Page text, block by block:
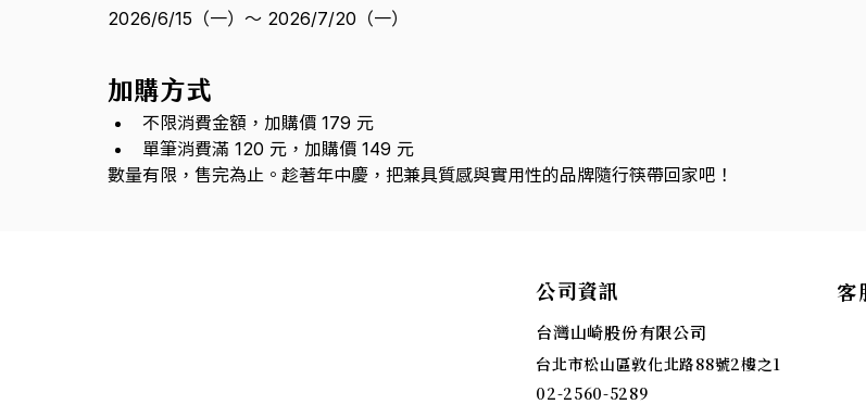
2026/6/15（一）～ 2026/7/20（一）
加購方式
不限消費金額，加購價 179 元
單筆消費滿 120 元，加購價 149 元
數量有限，售完為止。趁著年中慶，把兼具質感與實用性的品牌隨行筷帶回家吧！
公司資訊
台灣山崎股份有限公司
台北市松山區敦化北路88號2樓之1
02-2560-5289
客